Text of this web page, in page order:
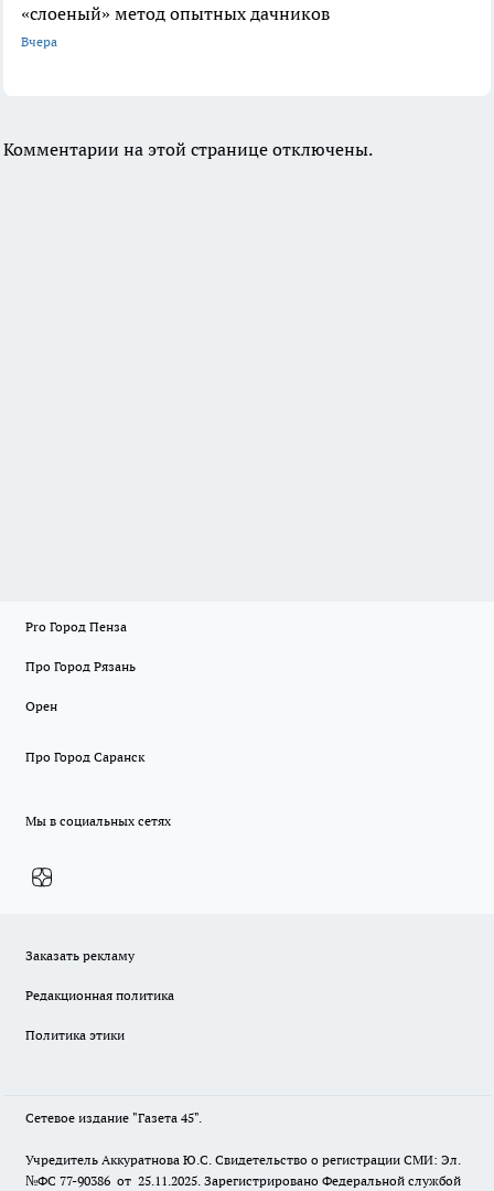
«слоеный» метод опытных дачников
Вчера
Комментарии на этой странице отключены.
Pro Город Пенза
Про Город Рязань
Орен
Про Город Саранск
Мы в социальных сетях
Заказать рекламу
Редакционная политика
Политика этики
Сетевое издание "Газета 45".
Учредитель Аккуратнова Ю.С. Свидетельство о регистрации СМИ: Эл.
№ФС 77-90386 от 25.11.2025. Зарегистрировано Федеральной службой